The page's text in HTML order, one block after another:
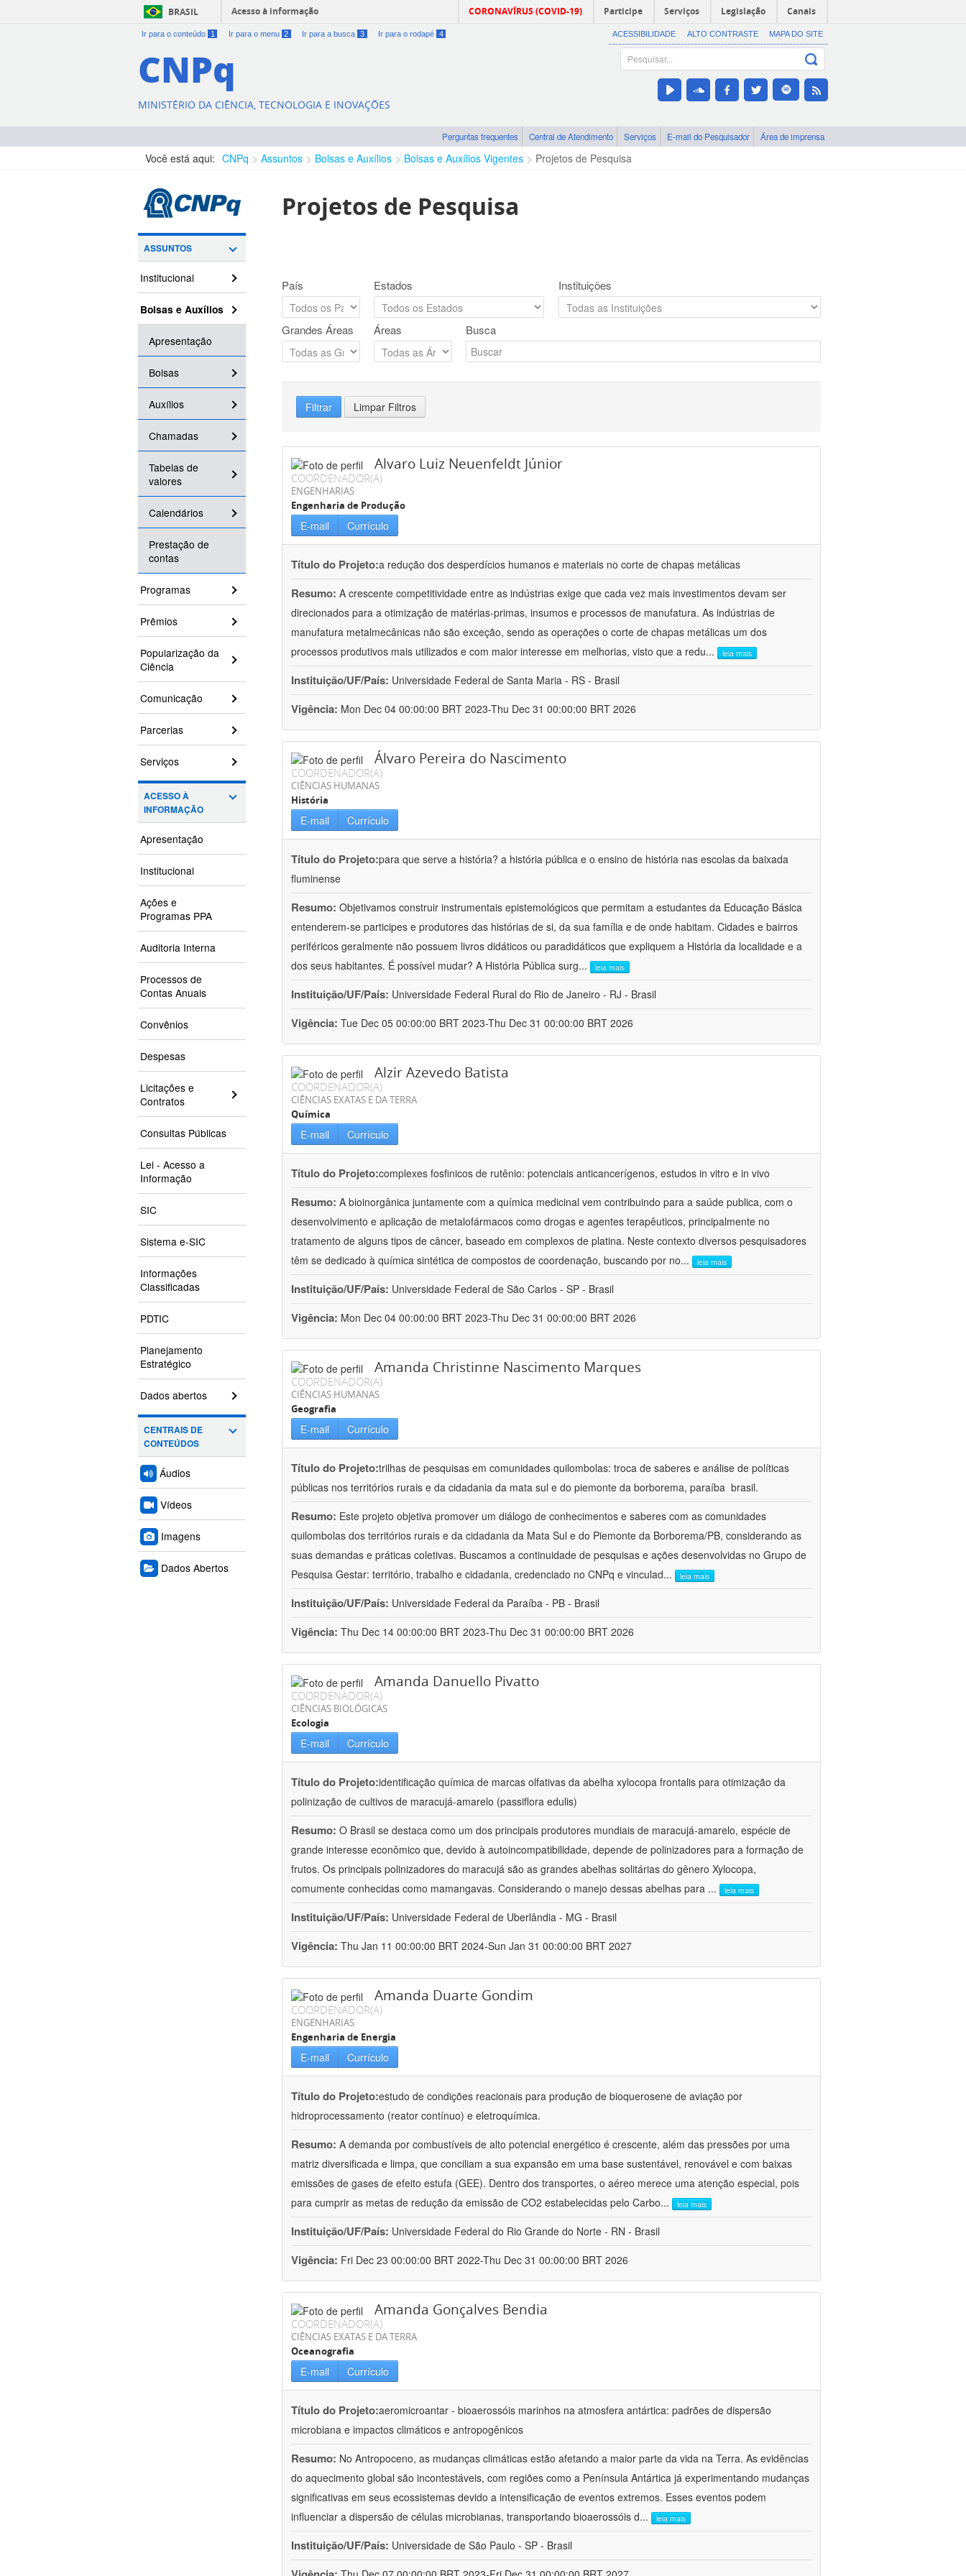
BRASIL Acesso à informação CORONAVÍRUS (COVID-19) Participe Serviços Legislação Canais
Ir para o conteúdo 1 Ir para o menu 2 Ir para a busca 3 Ir para o rodapé 4 ACESSIBILIDADE ALTO CONTRASTE MAPA DO SITE
CNPq
MINISTÉRIO DA CIÊNCIA, TECNOLOGIA E INOVAÇÕES
Perguntas frequentes Central de Atendimento Serviços E-mail do Pesquisador Área de imprensa
Você está aqui: CNPq Assuntos Bolsas e Auxílios Bolsas e Auxílios Vigentes Projetos de Pesquisa
ASSUNTOS
Institucional
Bolsas e Auxílios
Apresentação
Bolsas
Auxílios
Chamadas
Tabelas de
valores
Calendários
Prestação de
contas
Programas
Prêmios
Popularização da
Ciência
Comunicação
Parcerias
Serviços
ACESSO À
INFORMAÇÃO
Apresentação
Institucional
Ações e
Programas PPA
Auditoria Interna
Processos de
Contas Anuais
Convênios
Despesas
Licitações e
Contratos
Consultas Públicas
Lei - Acesso a
Informação
SIC
Sistema e-SIC
Informações
Classificadas
PDTIC
Planejamento
Estratégico
Dados abertos
CENTRAIS DE
CONTEÚDOS
Áudios
Vídeos
Imagens
Dados Abertos
Projetos de Pesquisa
País Estados Instituições
Grandes Áreas Áreas Busca
Filtrar Limpar Filtros
Alvaro Luiz Neuenfeldt Júnior
COORDENADOR(A)
ENGENHARIAS
Engenharia de Produção
E-mail Currículo
Título do Projeto:a redução dos desperdícios humanos e materiais no corte de chapas metálicas
Resumo: A crescente competitividade entre as indústrias exige que cada vez mais investimentos devam ser
direcionados para a otimização de matérias-primas, insumos e processos de manufatura. As indústrias de
manufatura metalmecânicas não são exceção, sendo as operações o corte de chapas metálicas um dos
processos produtivos mais utilizados e com maior interesse em melhorias, visto que a redu... leia mais
Instituição/UF/País: Universidade Federal de Santa Maria - RS - Brasil
Vigência: Mon Dec 04 00:00:00 BRT 2023-Thu Dec 31 00:00:00 BRT 2026
Álvaro Pereira do Nascimento
COORDENADOR(A)
CIÊNCIAS HUMANAS
História
E-mail Currículo
Título do Projeto:para que serve a história? a história pública e o ensino de história nas escolas da baixada
fluminense
Resumo: Objetivamos construir instrumentais epistemológicos que permitam a estudantes da Educação Básica
entenderem-se participes e produtores das histórias de si, da sua família e de onde habitam. Cidades e bairros
periféricos geralmente não possuem livros didáticos ou paradidáticos que expliquem a História da localidade e a
dos seus habitantes. É possível mudar? A História Pública surg... leia mais
Instituição/UF/País: Universidade Federal Rural do Rio de Janeiro - RJ - Brasil
Vigência: Tue Dec 05 00:00:00 BRT 2023-Thu Dec 31 00:00:00 BRT 2026
Alzir Azevedo Batista
COORDENADOR(A)
CIÊNCIAS EXATAS E DA TERRA
Química
E-mail Currículo
Título do Projeto:complexes fosfinicos de rutênio: potenciais anticancerígenos, estudos in vitro e in vivo
Resumo: A bioinorgânica juntamente com a química medicinal vem contribuindo para a saúde publica, com o
desenvolvimento e aplicação de metalofármacos como drogas e agentes terapêuticos, principalmente no
tratamento de alguns tipos de câncer, baseado em complexos de platina. Neste contexto diversos pesquisadores
têm se dedicado à química sintética de compostos de coordenação, buscando por no... leia mais
Instituição/UF/País: Universidade Federal de São Carlos - SP - Brasil
Vigência: Mon Dec 04 00:00:00 BRT 2023-Thu Dec 31 00:00:00 BRT 2026
Amanda Christinne Nascimento Marques
COORDENADOR(A)
CIÊNCIAS HUMANAS
Geografia
E-mail Currículo
Título do Projeto:trilhas de pesquisas em comunidades quilombolas: troca de saberes e análise de políticas
públicas nos territórios rurais e da cidadania da mata sul e do piemonte da borborema, paraíba  brasil.
Resumo: Este projeto objetiva promover um diálogo de conhecimentos e saberes com as comunidades
quilombolas dos territórios rurais e da cidadania da Mata Sul e do Piemonte da Borborema/PB, considerando as
suas demandas e práticas coletivas. Buscamos a continuidade de pesquisas e ações desenvolvidas no Grupo de
Pesquisa Gestar: território, trabalho e cidadania, credenciado no CNPq e vinculad... leia mais
Instituição/UF/País: Universidade Federal da Paraíba - PB - Brasil
Vigência: Thu Dec 14 00:00:00 BRT 2023-Thu Dec 31 00:00:00 BRT 2026
Amanda Danuello Pivatto
COORDENADOR(A)
CIÊNCIAS BIOLÓGICAS
Ecologia
E-mail Currículo
Título do Projeto:identificação química de marcas olfativas da abelha xylocopa frontalis para otimização da
polinização de cultivos de maracujá-amarelo (passiflora edulis)
Resumo: O Brasil se destaca como um dos principais produtores mundiais de maracujá-amarelo, espécie de
grande interesse econômico que, devido à autoincompatibilidade, depende de polinizadores para a formação de
frutos. Os principais polinizadores do maracujá são as grandes abelhas solitárias do gênero Xylocopa,
comumente conhecidas como mamangavas. Considerando o manejo dessas abelhas para ... leia mais
Instituição/UF/País: Universidade Federal de Uberlândia - MG - Brasil
Vigência: Thu Jan 11 00:00:00 BRT 2024-Sun Jan 31 00:00:00 BRT 2027
Amanda Duarte Gondim
COORDENADOR(A)
ENGENHARIAS
Engenharia de Energia
E-mail Currículo
Título do Projeto:estudo de condições reacionais para produção de bioquerosene de aviação por
hidroprocessamento (reator contínuo) e eletroquímica.
Resumo: A demanda por combustíveis de alto potencial energético é crescente, além das pressões por uma
matriz diversificada e limpa, que conciliam a sua expansão em uma base sustentável, renovável e com baixas
emissões de gases de efeito estufa (GEE). Dentro dos transportes, o aéreo merece uma atenção especial, pois
para cumprir as metas de redução da emissão de CO2 estabelecidas pelo Carbo... leia mais
Instituição/UF/País: Universidade Federal do Rio Grande do Norte - RN - Brasil
Vigência: Fri Dec 23 00:00:00 BRT 2022-Thu Dec 31 00:00:00 BRT 2026
Amanda Gonçalves Bendia
COORDENADOR(A)
CIÊNCIAS EXATAS E DA TERRA
Oceanografia
E-mail Currículo
Título do Projeto:aeromicroantar - bioaerossóis marinhos na atmosfera antártica: padrões de dispersão
microbiana e impactos climáticos e antropogênicos
Resumo: No Antropoceno, as mudanças climáticas estão afetando a maior parte da vida na Terra. As evidências
do aquecimento global são incontestáveis, com regiões como a Península Antártica já experimentando mudanças
significativas em seus ecossistemas devido a intensificação de eventos extremos. Esses eventos podem
influenciar a dispersão de células microbianas, transportando bioaerossóis d... leia mais
Instituição/UF/País: Universidade de São Paulo - SP - Brasil